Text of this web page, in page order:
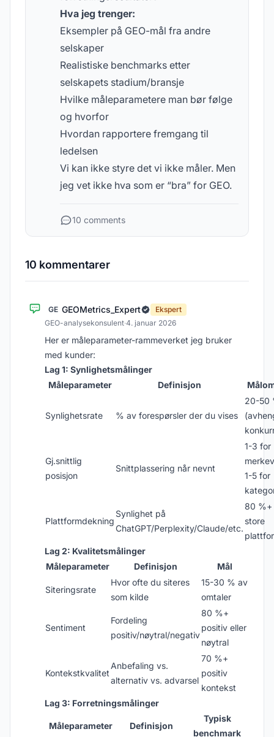
Hva jeg trenger:
Eksempler på GEO-mål fra andre
selskaper
Realistiske benchmarks etter
selskapets stadium/bransje
Hvilke måleparametere man bør følge
og hvorfor
Hvordan rapportere fremgang til
ledelsen
Vi kan ikke styre det vi ikke måler. Men
jeg vet ikke hva som er “bra” for GEO.
10 comments
10 kommentarer
GE GEOMetrics_Expert
Ekspert
GEO-analysekonsulent·4. januar 2026
Her er måleparameter-rammeverket jeg bruker
med kunder:
Lag 1: Synlighetsmålinger
Måleparameter
Definisjon
Synlighetsrate % av forespørsler der du vises
20-50
Gj.snittlig
posisjon
Snittplassering når nevnt
1-3 for
1-5 for
Plattformdekning
Synlighet på
ChatGPT/Perplexity/Claude/etc.
80 %+
store
Lag 2: Kvalitetsmålinger
Måleparameter
Definisjon Mål
Siteringsrate
Hvor ofte du siteres
som kilde
15-30 % av
omtaler
Sentiment
Fordeling
positiv/nøytral/negativ
80 %+
positiv eller
nøytral
Kontekstkvalitet
Anbefaling vs.
alternativ vs. advarsel
70 %+
positiv
kontekst
Lag 3: Forretningsmålinger
Måleparameter Definisjon
Typisk
benchmark